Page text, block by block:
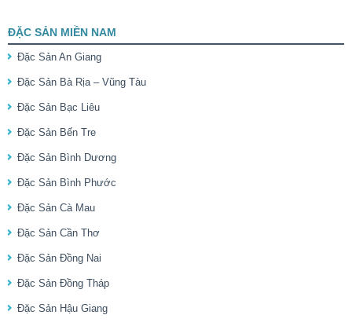
ĐẶC SẢN MIỀN NAM
Đặc Sản An Giang
Đặc Sản Bà Rịa – Vũng Tàu
Đặc Sản Bạc Liêu
Đặc Sản Bến Tre
Đặc Sản Bình Dương
Đặc Sản Bình Phước
Đặc Sản Cà Mau
Đặc Sản Cần Thơ
Đặc Sản Đồng Nai
Đặc Sản Đồng Tháp
Đặc Sản Hậu Giang